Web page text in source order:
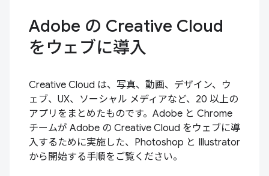
Adobe の Creative Cloud
をウェブに導入
Creative Cloud は、写真、動画、デザイン、ウ
ェブ、UX、ソーシャル メディアなど、20 以上の
アプリをまとめたものです。Adobe と Chrome
チームが Adobe の Creative Cloud をウェブに導
入するために実施した、Photoshop と Illustrator
から開始する手順をご覧ください。